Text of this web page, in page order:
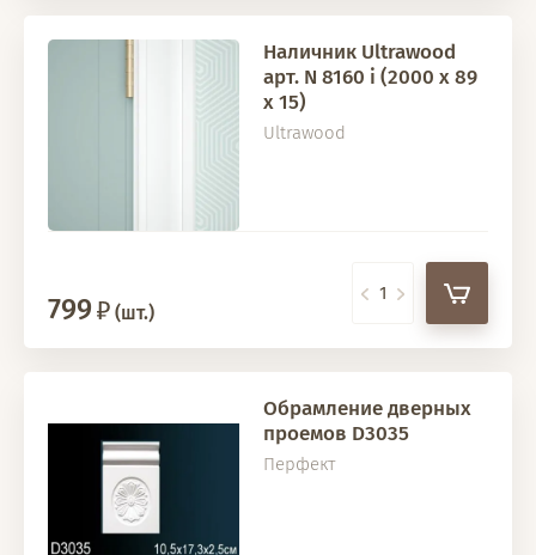
Наличник Ultrawood
арт. N 8160 i (2000 х 89
х 15)
Ultrawood
799 (шт.)
Обрамление дверных
проемов D3035
Перфект